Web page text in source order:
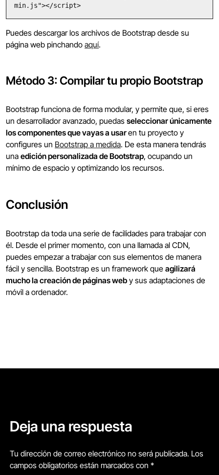
min.js"></script>
Puedes descargar los archivos de Bootstrap desde su
página web pinchando aquí.
Método 3: Compilar tu propio Bootstrap
Bootstrap funciona de forma modular, y permite que, si eres
un desarrollador avanzado, puedas seleccionar únicamente
los componentes que vayas a usaren tu proyecto y
configures un Bootstrap a medida. De esta manera tendrás
una edición personalizada de Bootstrap, ocupando un
mínimo de espacio y optimizando los recursos.
Conclusión
Bootrstap da toda una serie de facilidades para trabajar con
él. Desde el primer momento, con una llamada al CDN,
puedes empezar a trabajar con sus elementos de manera
fácil y sencilla. Bootstrap es un framework que agilizará
mucho la creación de páginas web y sus adaptaciones de
móvil a ordenador.
Deja una respuesta
Tu dirección de correo electrónico no será publicada. Los
campos obligatorios están marcados con *